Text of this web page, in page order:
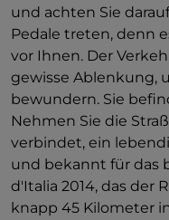
und achten Sie
Pedale treten, denn
vor Ihnen. Der
gewisse Ablenkung,
bewundern. Sie
Nehmen Sie die
verbindet, ein
und bekannt für das
d'Italia 2014, das der
knapp 45 Kilometer